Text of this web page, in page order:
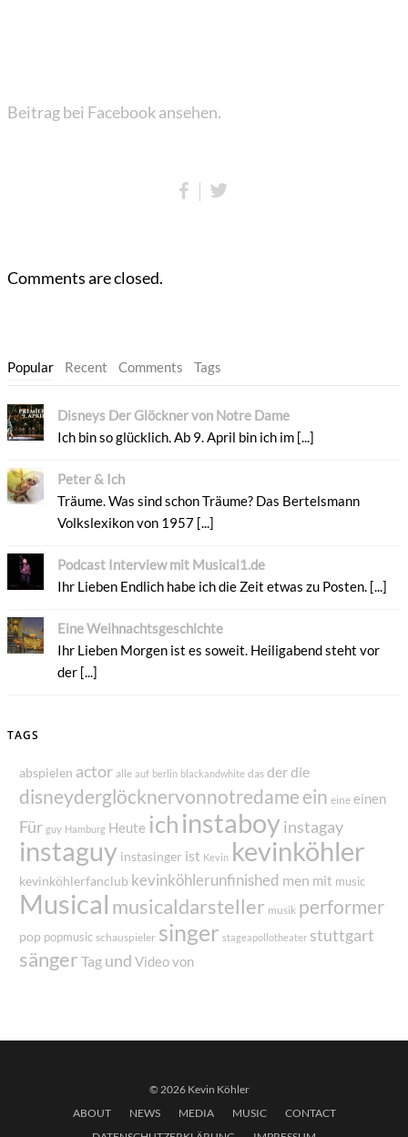
Beitrag bei Facebook ansehen.
Comments are closed.
Popular Recent Comments Tags
Disneys Der Glöckner von Notre Dame
Ich bin so glücklich. Ab 9. April bin ich im [...]
Peter & Ich
Träume. Was sind schon Träume? Das Bertelsmann
Volkslexikon von 1957 [...]
Podcast Interview mit Musical1.de
Ihr Lieben Endlich habe ich die Zeit etwas zu Posten. [...]
Eine Weihnachtsgeschichte
Ihr Lieben Morgen ist es soweit. Heiligabend steht vor
der [...]
TAGS
abspielen actor alle auf berlin blackandwhite das derdie
disneyderglöcknervonnotredame ein eine einen
Für guy Hamburg Heute ichinstaboy instagay
instaguy instasinger ist Kevin kevinköhler
kevinköhlerfanclub kevinköhlerunfinished men mit music
Musical musicaldarsteller musik performer
pop popmusic schauspieler singer stageapollotheater stuttgart
sänger Tag und Video von
© 2026 Kevin Köhler
ABOUT
NEWS MEDIA MUSIC
CONTACT